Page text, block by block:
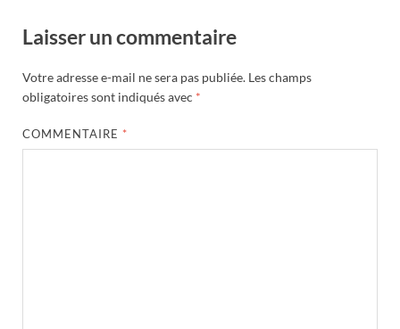
Laisser un commentaire
Votre adresse e-mail ne sera pas publiée. Les champs
obligatoires sont indiqués avec *
COMMENTAIRE *